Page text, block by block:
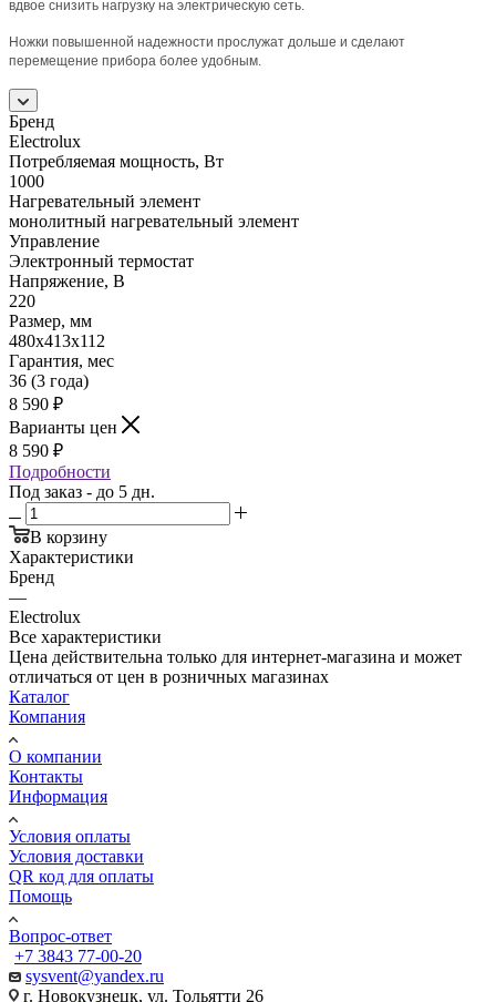
вдвое снизить нагрузку на электрическую сеть.
Ножки повышенной надежности прослужат дольше и сделают
перемещение прибора более удобным.
Бренд
Electrolux
Потребляемая мощность, Вт
1000
Нагревательный элемент
монолитный нагревательный элемент
Управление
Электронный термостат
Напряжение, В
220
Размер, мм
480х413х112
Гарантия, мес
36 (3 года)
8 590 ₽
Варианты цен
8 590 ₽
Подробности
Под заказ - до 5 дн.
В корзину
Характеристики
Бренд
—
Electrolux
Все характеристики
Цена действительна только для интернет-магазина и может
отличаться от цен в розничных магазинах
Каталог
Компания
О компании
Контакты
Информация
Условия оплаты
Условия доставки
QR код для оплаты
Помощь
Вопрос-ответ
+7 3843 77-00-20
sysvent@yandex.ru
г. Новокузнецк, ул. Тольятти 26